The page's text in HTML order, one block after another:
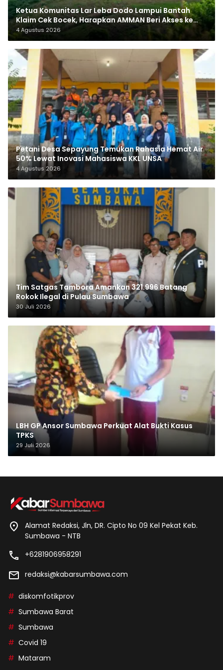
Ketua Komunitas Lar Leba Dodo Lampui Bantah
Klaim Cek Bocek, Harapkan AMMAN Beri Akses ke
Makam Leluhur
4 Agustus 2026
Petani Desa Sepayung Temukan Rahasia Hemat Air
50% Lewat Inovasi Mahasiswa KKL UNSA
4 Agustus 2026
Tim Satgas Tambora Amankan 321.996 Batang
Rokok Ilegal di Pulau Sumbawa
30 Juli 2026
LBH GP Ansor Sumbawa Perkuat Alat Bukti Kasus
TPKS
29 Juli 2026
Alamat Redaksi, Jln, DR. Cipto No 09 Kel Pekat Keb.
Sumbawa - NTB
+6281906958291
redaksi@kabarsumbawa.com
diskomfotikprov
Sumbawa Barat
Sumbawa
Covid 19
Mataram